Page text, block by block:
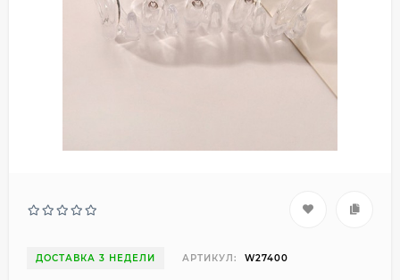
ДОСТАВКА 3 НЕДЕЛИ АРТИКУЛ: W27400